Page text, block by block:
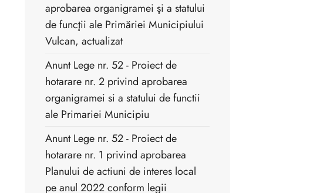
aprobarea organigramei şi a statului
de funcţii ale Primăriei Municipiului
Vulcan, actualizat
Anunt Lege nr. 52 - Proiect de
hotarare nr. 2 privind aprobarea
organigramei si a statului de functii
ale Primariei Municipiu
Anunt Lege nr. 52 - Proiect de
hotarare nr. 1 privind aprobarea
Planului de actiuni de interes local
pe anul 2022 conform legii